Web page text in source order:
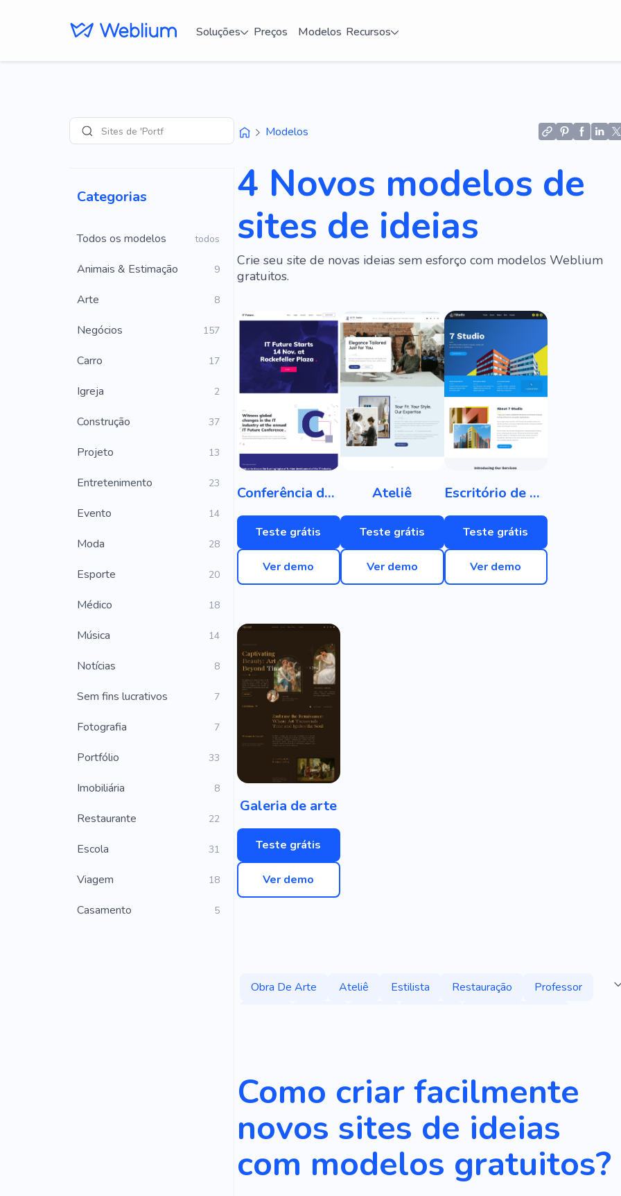
Soluções Preços Modelos Recursos
Pesquisar
Sites de 'Portfólio'
Categorias
Todos os modelos todos
Animais & Estimação 9
Arte 8
Negócios 157
Carro 17
Igreja 2
Construção 37
Projeto 13
Entretenimento 23
Evento 14
Moda 28
Esporte 20
Médico 18
Música 14
Notícias 8
Sem fins lucrativos 7
Fotografia 7
Portfólio 33
Imobiliária 8
Restaurante 22
Escola 31
Viagem 18
Casamento 5
Modelos
4 Novos modelos de
sites de ideias
Crie seu site de novas ideias sem esforço com modelos Weblium
gratuitos.
Conferência de TI
Teste grátis
Ver demo
Ateliê
Teste grátis
Ver demo
Escritório de Arquitetura
Teste grátis
Ver demo
Galeria de arte
Teste grátis
Ver demo
Obra De Arte Ateliê Estilista Restauração
Professor
Minimalismo
Azul
Como criar facilmente
novos sites de ideias
com modelos gratuitos?